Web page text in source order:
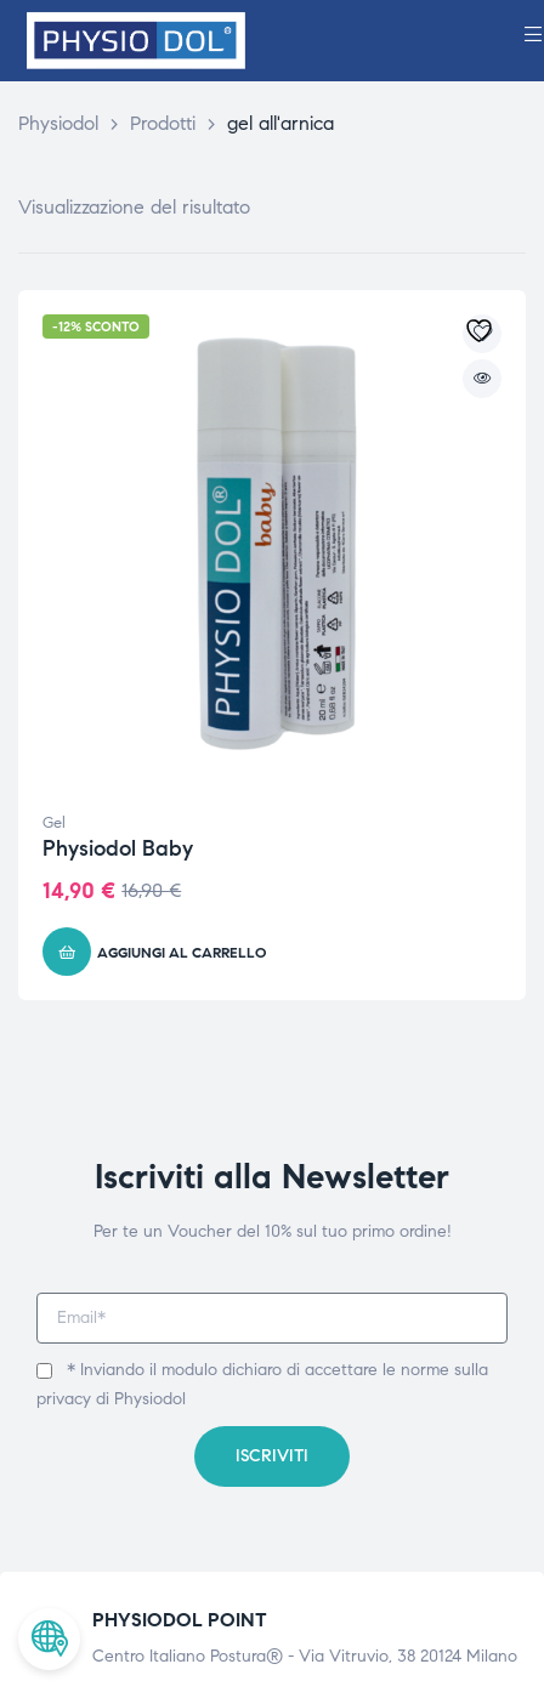
Physiodol > Prodotti > gel all'arnica
Visualizzazione del risultato
-12% SCONTO
Gel
Physiodol Baby
16,90€
14,90 €
AGGIUNGI AL CARRELLO
Iscriviti alla Newsletter
Per te un Voucher del 10% sul tuo primo ordine!
* Inviando il modulo dichiaro di accettare le norme sulla
privacy di Physiodol
ISCRIVITI
PHYSIODOL POINT
Centro Italiano Postura® - Via Vitruvio, 38 20124 Milano